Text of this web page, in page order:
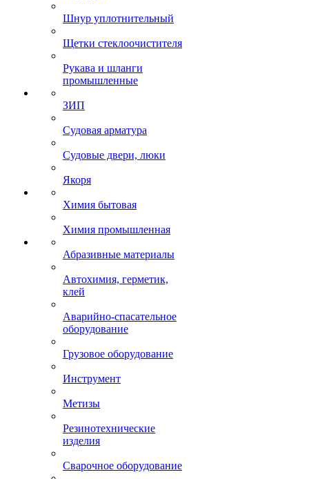
Шнур уплотнительный
Щетки стеклоочистителя
Рукава и шланги
промышленные
ЗИП
Судовая арматура
Судовые двери, люки
Якоря
Химия бытовая
Химия промышленная
Абразивные материалы
Автохимия, герметик,
клей
Аварийно-спасательное
оборудование
Грузовое оборудование
Инструмент
Метизы
Резинотехнические
изделия
Сварочное оборудование